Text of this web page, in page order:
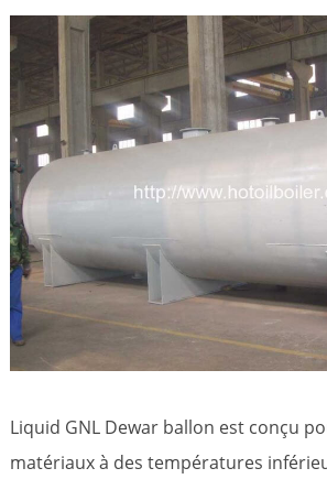
Liquid GNL Dewar ballon est conçu
matériaux à des températures